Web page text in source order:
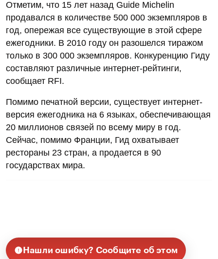
Отметим, что 15 лет назад Guide Michelin
продавался в количестве 500 000 экземпляров в
год, опережая все существующие в этой сфере
ежегодники. В 2010 году он разошелся тиражом
только в 300 000 экземпляров. Конкуренцию Гиду
составляют различные интернет-рейтинги,
сообщает RFI.
Помимо печатной версии, существует интернет-
версия ежегодника на 6 языках, обеспечивающая
20 миллионов связей по всему миру в год.
Сейчас, помимо Франции, Гид охватывает
рестораны 23 стран, а продается в 90
государствах мира.
Нашли ошибку? Сообщите об этом